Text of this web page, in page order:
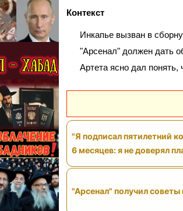
Контекст
Инкапье вызван в
"Арсенал" должен дать
Артета ясно дал понять,
"Я подписал пятилетний
6 месяцев: я не доверял
"Арсенал" получил